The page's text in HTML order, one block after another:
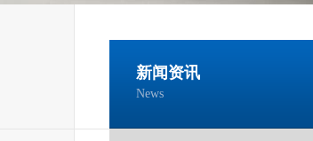
新闻资讯
News